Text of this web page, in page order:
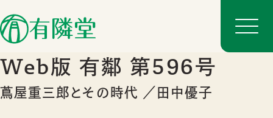
Web版 有鄰 第596号
蔦屋重三郎とその時代 ／田中優子